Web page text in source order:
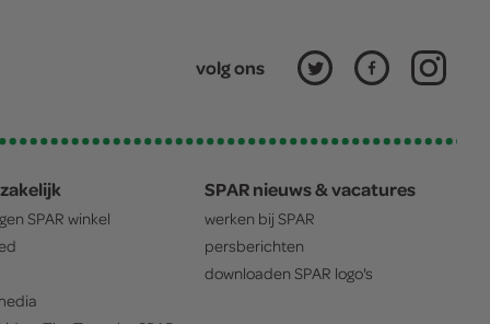
volg ons
SPAR winkel
SPAR nieuws & vacatures
werken bij SPAR
persberichten
downloaden SPAR logo's